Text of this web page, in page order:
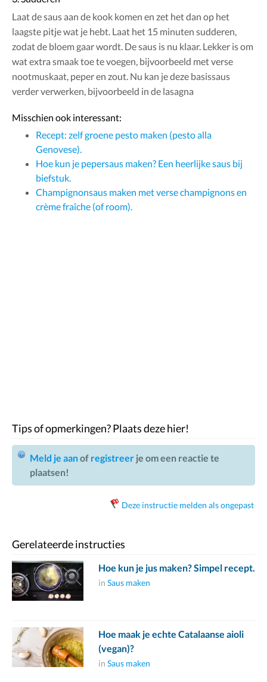
Laat de saus aan de kook komen en zet het dan op het
laagste pitje wat je hebt. Laat het 15 minuten sudderen,
zodat de bloem gaar wordt. De saus is nu klaar. Lekker is om
wat extra smaak toe te voegen, bijvoorbeeld met verse
nootmuskaat, peper en zout. Nu kan je deze basissaus
verder verwerken, bijvoorbeeld in de lasagna
Misschien ook interessant:
Recept: zelf groene pesto maken (pesto alla
Genovese).
Hoe kun je pepersaus maken? Een heerlijke saus bij
biefstuk.
Champignonsaus maken met verse champignons en
crème fraîche (of room).
Tips of opmerkingen? Plaats deze hier!
Meld je aanof registreer je om een reactie te
plaatsen!
Deze instructie melden als ongepast
Gerelateerde instructies
Hoe kun je jus maken? Simpel recept.
in Saus maken
Hoe maak je echte Catalaanse aioli
(vegan)?
in Saus maken